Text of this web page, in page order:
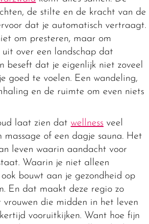
de stilte en de kracht van de
dat je automatisch vertraagt.
om presteren, maar om
uit over een landschap dat
beseft dat je eigenlijk niet zoveel
goed te voelen. Een wandeling,
en de ruimte om even niets
laat zien datwellness veel
massage of een dagje sauna. Het
leven waarin aandacht voor
Waarin je niet alleen
bouwt aan je gezondheid op
En dat maakt deze regio zo
vrouwen die midden in het leven
vooruitkijken. Want hoe fijn